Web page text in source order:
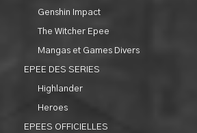
Genshin Impact
The Witcher Epee
Mangas et Games Divers
EPEE DES SERIES
Highlander
Heroes
EPEES OFFICIELLES